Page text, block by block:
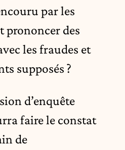
par les
prononcer des
les fraudes et
supposés ?
d’enquête
faire le constat
de